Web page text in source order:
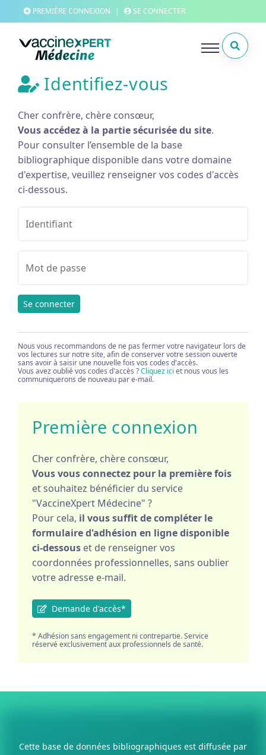
PREMIÈRE CONNEXION | SE CONNECTER
Identifiez-vous
Cher confrère, chère consœur,
Vous accédez à la partie sécurisée du site.
Pour consulter l’ensemble de la base
bibliographique disponible dans votre domaine
d'expertise, veuillez renseigner vos codes d'accès
ci-dessous.
Identifiant
Mot de passe
Se connecter
Nous vous recommandons de ne pas fermer votre navigateur lors de
vos lectures sur notre site, afin de conserver votre session ouverte
sans avoir à saisir une nouvelle fois vos codes d'accès.
Vous avez oublié vos codes d'accès ?Cliquez ici et nous vous les
communiquerons de nouveau par e-mail.
Première connexion
Cher confrère, chère consœur,
Vous vous connectez pour la première fois
et souhaitez bénéficier du service
"VaccineXpert Médecine" ?
Pour cela, il vous suffit de compléter le
formulaire d'adhésion en ligne disponible
ci-dessous et de renseigner vos
coordonnées professionnelles, sans oublier
votre adresse e-mail.
Demande d'accès*
* Adhésion sans engagement ni contrepartie. Service
réservé exclusivement aux professionnels de santé.
Cette base de données bibliographiques est diffusée par